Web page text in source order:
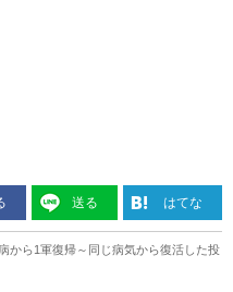
送る はてな
から1軍復帰～同じ病気から復活した投